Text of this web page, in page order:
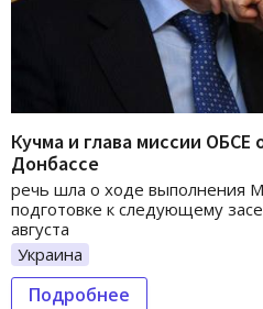
Кучма и глава миссии
Донбассе
речь шла о ходе выполнения
подготовке к следующему
августа
Украина
Подробнее